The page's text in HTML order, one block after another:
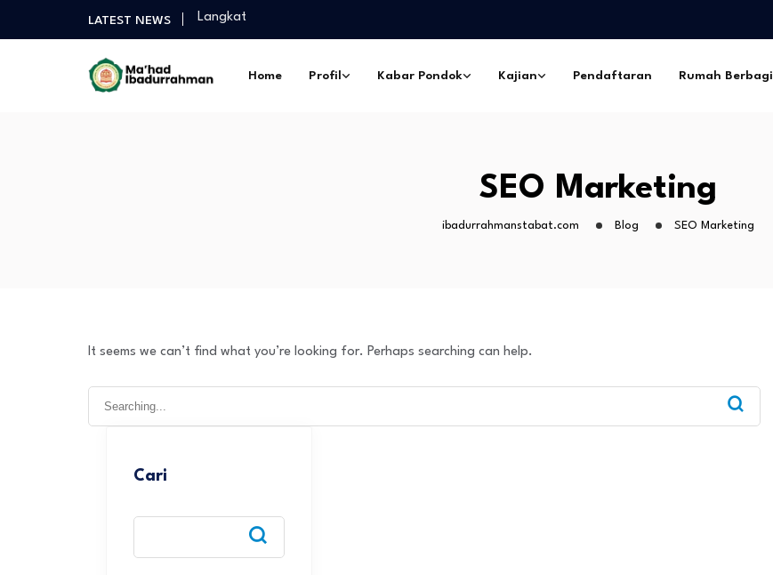
LATEST NEWS
Langkat
Selamat Sukses Gelar Magister Pedidikan Pimpinan Pesantren…
Diantara Takbir Dan Air Mata Pengorbanan –…
Selamat Sukses Gelar Magister Pedidikan Pimpinan Pesantren…
Praktek Dakwah Lapangan dan Peskil Ramadhan –…
Diantara Takbir Dan Air Mata Pengorbanan –…
Home Profil Kabar Pondok Kajian Pendaftaran Rumah Berbagi
SEO Marketing
ibadurrahmanstabat.com Blog SEO Marketing
It seems we can’t find what you’re looking for. Perhaps searching can help.
Cari